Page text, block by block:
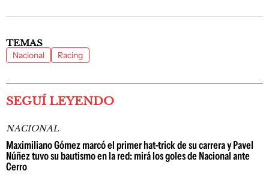
TEMAS
Nacional Racing
SEGUÍ LEYENDO
NACIONAL
Maximiliano Gómez marcó el primer hat-trick de su carrera y Pavel
Núñez tuvo su bautismo en la red: mirá los goles de Nacional ante
Cerro